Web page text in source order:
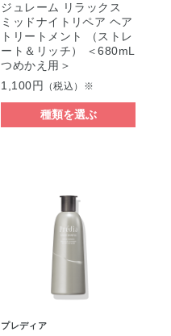
ジュレーム リラックス
ミッドナイトリペア ヘア
トリートメント （ストレ
ート＆リッチ） ＜680mL
つめかえ用＞
1,100円
（税込）※
種類を選ぶ
プレディア